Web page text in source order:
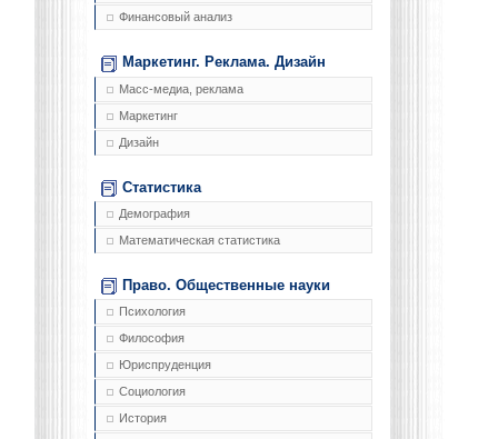
Финансовый анализ
Маркетинг. Реклама. Дизайн
Масс-медиа, реклама
Маркетинг
Дизайн
Статистика
Демография
Математическая статистика
Право. Общественные науки
Психология
Философия
Юриспруденция
Социология
История